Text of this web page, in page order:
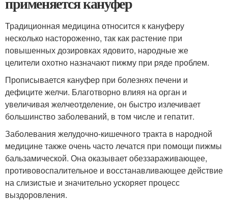
Традиционная медицина относится к кануферу
несколько настороженно, так как растение при
повышенных дозировках ядовито, народные же
целители охотно назначают пижму при ряде проблем.
Прописывается кануфер при болезнях печени и
дефиците желчи. Благотворно влияя на орган и
увеличивая желчеотделение, он быстро излечивает
большинство заболеваний, в том числе и гепатит.
Заболевания желудочно-кишечного тракта в народной
медицине также очень часто лечатся при помощи пижмы
бальзамической. Она оказывает обеззараживающее,
противовоспалительное и восстанавливающее действие
на слизистые и значительно ускоряет процесс
выздоровления.